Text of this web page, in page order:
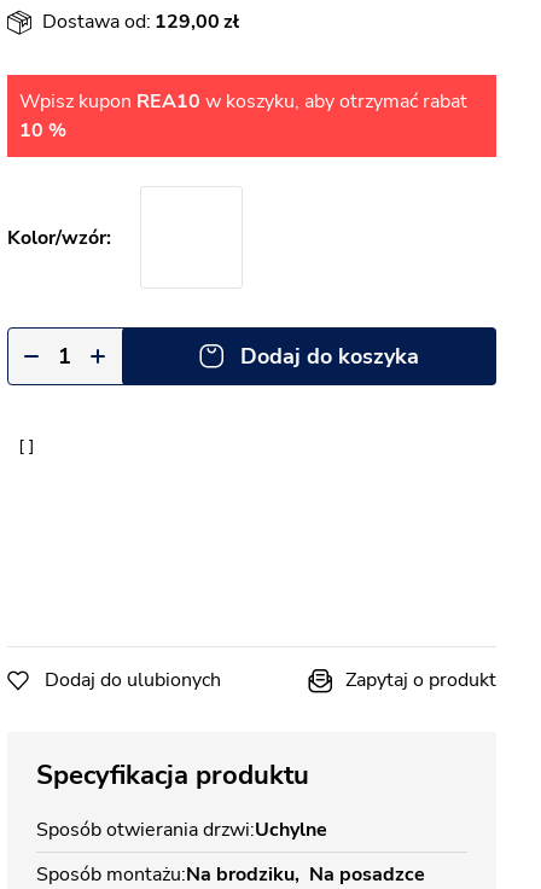
Dostawa od: 129,00
Wpisz kupon REA10 w koszyku, aby otrzymać rabat
10 %
Dodaj do koszyka
Dodaj do ulubionych Zapytaj o produkt
Specyfikacja produktu
Sposób otwierania drzwi Uchylne
Sposób montażu Na brodziku Na posadzce